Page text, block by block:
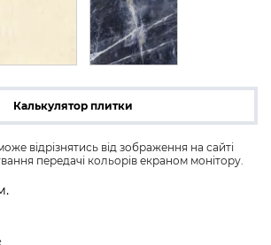
Калькулятор плитки
відрізнятись від зображення на сайті
передачі кольорів екраном монітору.